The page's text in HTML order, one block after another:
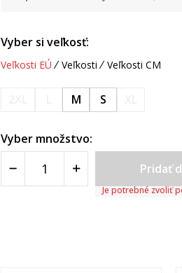
Vyber si veľkosť:
Veľkosti EÚ Veľkosti Veľkosti CM
M S
Vyber množstvo:
Pridať
Je potrebné zvoliť